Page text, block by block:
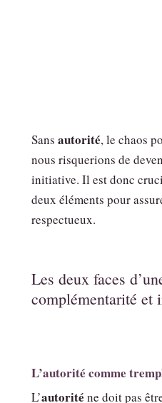
Sans autorité, le chaos
nous risquerions de
initiative. Il est donc
deux éléments pour
respectueux.
Les deux faces
complémentarité et
L’autorité comme
L’autorité ne doit pas